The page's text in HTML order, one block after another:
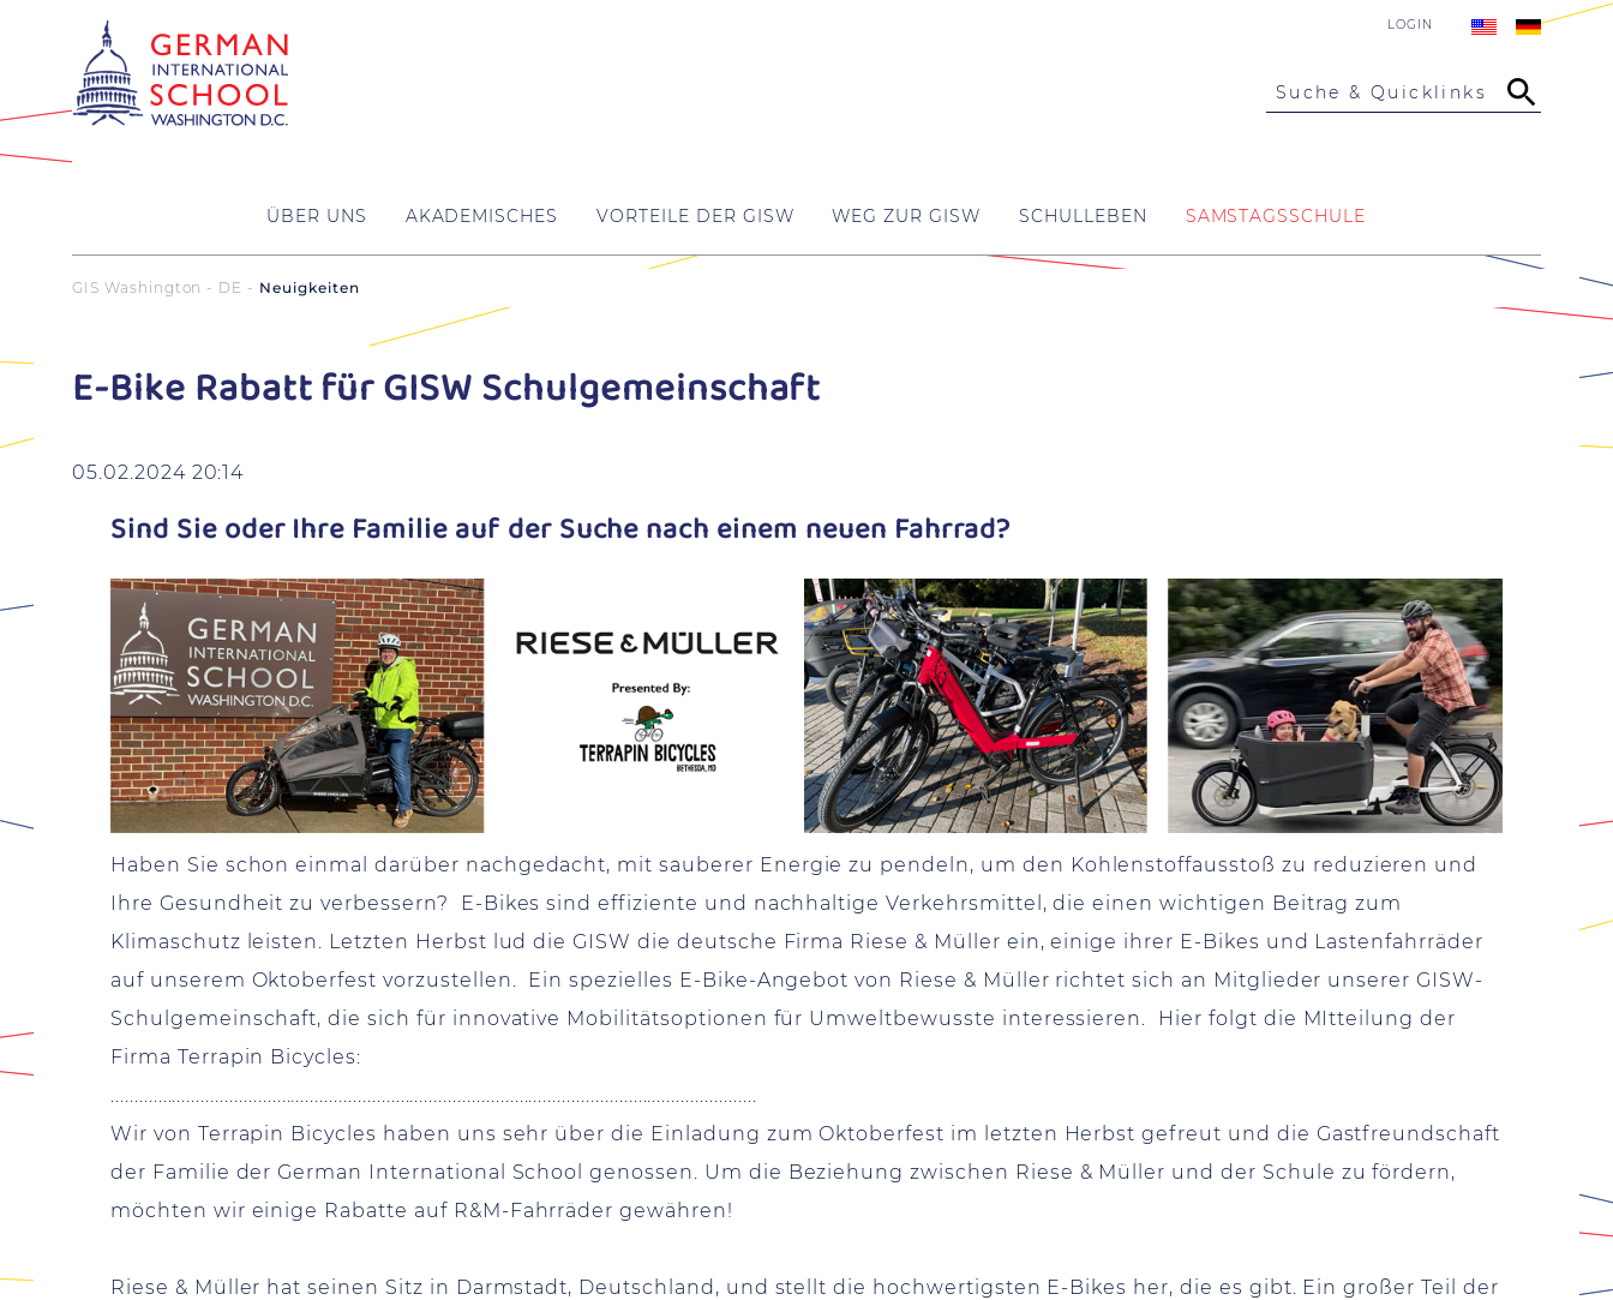
LOGIN
Suche & Quicklinks
ÜBER UNS AKADEMISCHES VORTEILE DER GISW WEG ZUR GISW SCHULLEBEN SAMSTAGSSCHULE
GIS Washington - DE Neuigkeiten
E-Bike Rabatt für GISW Schulgemeinschaft
05.02.2024 20:14
Sind Sie oder Ihre Familie auf der Suche nach einem neuen Fahrrad?
Haben Sie schon einmal darüber nachgedacht, mit sauberer Energie zu pendeln, um den Kohlenstoffausstoß zu reduzieren und
Ihre Gesundheit zu verbessern? E-Bikes sind effiziente und nachhaltige Verkehrsmittel, die einen wichtigen Beitrag zum
Klimaschutz leisten. Letzten Herbst lud die GISW die deutsche Firma Riese & Müller ein, einige ihrer E-Bikes und Lastenfahrräder
auf unserem Oktoberfest vorzustellen. Ein spezielles E-Bike-Angebot von Riese & Müller richtet sich an Mitglieder unserer GISW-
Schulgemeinschaft, die sich für innovative Mobilitätsoptionen für Umweltbewusste interessieren. Hier folgt die MItteilung der
Firma Terrapin Bicycles:
Wir von Terrapin Bicycles haben uns sehr über die Einladung zum Oktoberfest im letzten Herbst gefreut und die Gastfreundschaft
der Familie der German International School genossen. Um die Beziehung zwischen Riese & Müller und der Schule zu fördern,
möchten wir einige Rabatte auf R&M-Fahrräder gewähren!
Riese & Müller hat seinen Sitz in Darmstadt, Deutschland, und stellt die hochwertigsten E-Bikes her, die es gibt. Ein großer Teil der